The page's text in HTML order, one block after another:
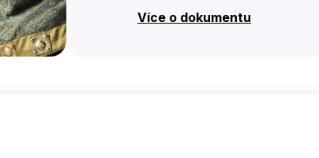
obsazení Kryštofa…
Více o dokumentu